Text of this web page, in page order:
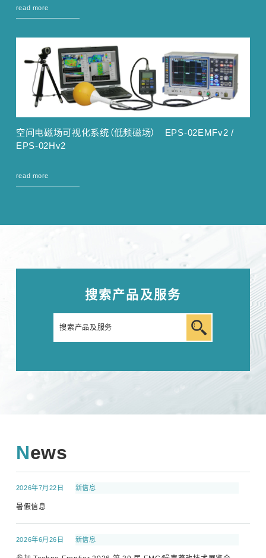
read more
空间电磁场可视化系统（低频磁场） EPS-02EMFv2 /
EPS-02Hv2
read more
搜索产品及服务
News
2026年7月22日 新信息
暑假信息
2026年6月26日 新信息